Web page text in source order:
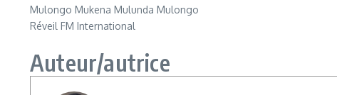
Mulongo Mukena Mulunda Mulongo
Réveil FM International
Auteur/autrice